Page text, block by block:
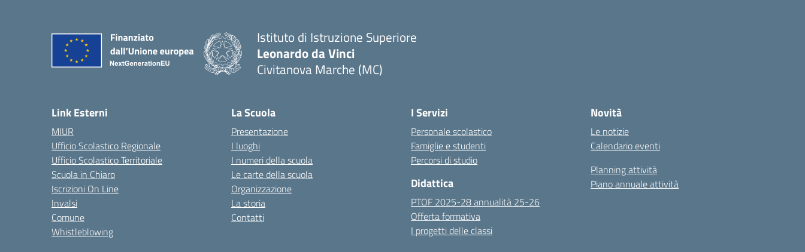
Istituto di Istruzione Superiore
Leonardo da Vinci
Civitanova Marche (MC)
Link Esterni
MIUR
Ufficio Scolastico Regionale
Ufficio Scolastico Territoriale
Scuola in Chiaro
Iscrizioni On Line
Invalsi
Comune
Whistleblowing
La Scuola
Presentazione
I luoghi
I numeri della scuola
Le carte della scuola
Organizzazione
La storia
Contatti
I Servizi
Personale scolastico
Famiglie e studenti
Percorsi di studio
Didattica
PTOF 2025-28 annualità 25-26
Offerta formativa
I progetti delle classi
Novità
Le notizie
Calendario eventi
Planning attività
Piano annuale attività